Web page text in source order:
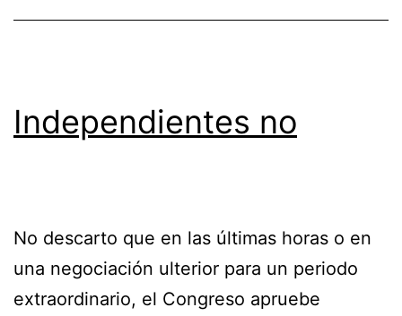
Independientes no
No descarto que en las últimas horas o en
una negociación ulterior para un periodo
extraordinario, el Congreso apruebe